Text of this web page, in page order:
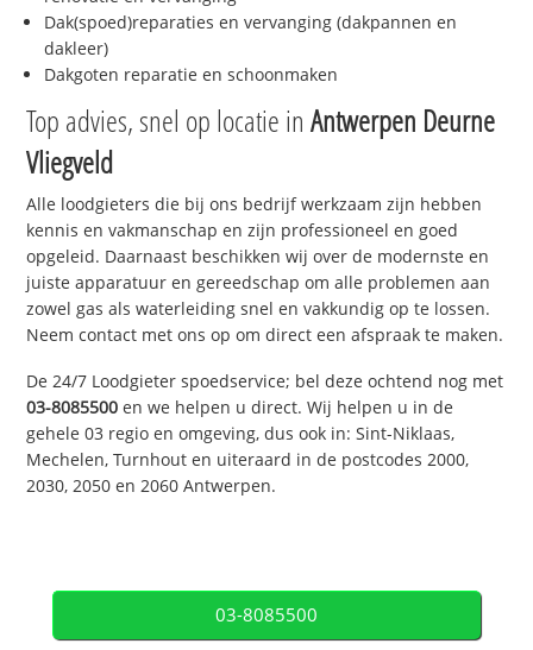
Dak(spoed)reparaties en vervanging (dakpannen en
dakleer)
Dakgoten reparatie en schoonmaken
Top advies, snel op locatie inAntwerpen Deurne
Vliegveld
Alle loodgieters die bij ons bedrijf werkzaam zijn hebben
kennis en vakmanschap en zijn professioneel en goed
opgeleid. Daarnaast beschikken wij over de modernste en
juiste apparatuur en gereedschap om alle problemen aan
zowel gas als waterleiding snel en vakkundig op te lossen.
Neem contact met ons op om direct een afspraak te maken.
De 24/7 Loodgieter spoedservice; bel deze ochtend nog met
03-8085500 en we helpen u direct. Wij helpen u in de
gehele 03 regio en omgeving, dus ook in: Sint-Niklaas,
Mechelen, Turnhout en uiteraard in de postcodes 2000,
2030, 2050 en 2060 Antwerpen.
03-8085500